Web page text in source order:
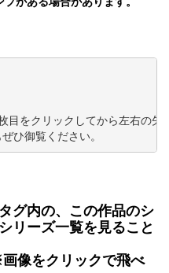
ひ御覧ください。
グ内の、この作品のシ
リーズ一覧を見ること
像をクリックで飛べ